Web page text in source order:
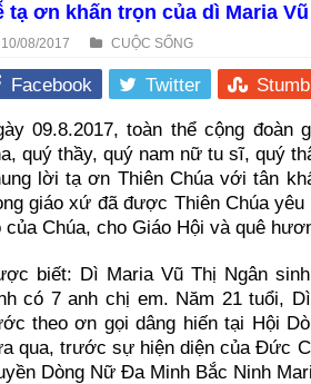
tạ ơn khấn trọn của dì Maria
10/08/2017 CUỘC SỐNG
Facebook Twitter
09.8.2017, toàn thể cộng đoàn
quý thầy, quý nam nữ tu sĩ, quý
lời tạ ơn Thiên Chúa với tân
giáo xứ đã được Thiên Chúa
của Chúa, cho Giáo Hội và quê
biết: Dì Maria Vũ Thị Ngân
có 7 anh chị em. Năm 21 tuổi,
theo ơn gọi dâng hiến tại Hội
qua, trước sự hiện diện của Đức
Dòng Nữ Đa Minh Bắc Ninh